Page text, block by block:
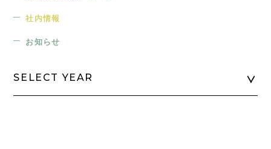
社内情報
お知らせ
SELECT YEAR